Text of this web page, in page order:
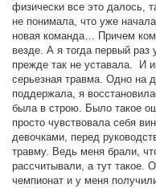
физически все это далось,
не понимала, что уже
новая команда… Причем
везде. А я тогда первый раз
прежде так не уставала. И
серьезная травма. Одно на
поддержала, я
была в строю. Было такое
просто чувствовала себя
девочками, перед
травму. Ведь меня брали,
рассчитывали, а тут такое.
чемпионат и у меня